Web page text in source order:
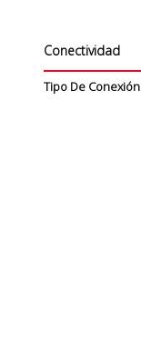
Conectividad
Tipo De Conexión